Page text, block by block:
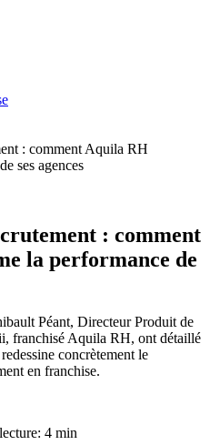
: comment Aquila RH
ses agences
: comment
la performance de
Péant, Directeur Produit de
franchisé Aquila RH, ont détaillé
concrètement le
en franchise.
4 min